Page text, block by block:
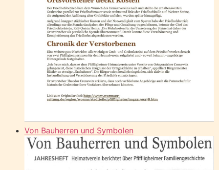
Von Bauherren und Symbolen